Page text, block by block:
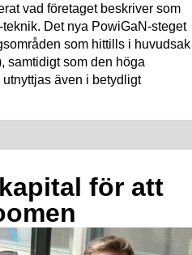
vad företaget beskriver som
Det nya PowiGaN-steget
som hittills i huvudsak
samtidigt som den höga
även i betydligt
för att